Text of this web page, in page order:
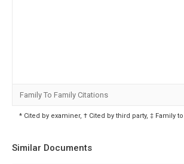
Family To Family Citations
* Cited by examiner, † Cited by third party, ‡ Family
Similar Documents